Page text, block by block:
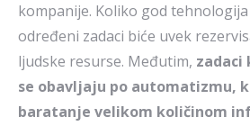
kompanije. Koliko god
određeni zadaci biće uvek
ljudske resurse. Međutim, zadaci
se obavljaju po automatizmu,
baratanje velikom količinom